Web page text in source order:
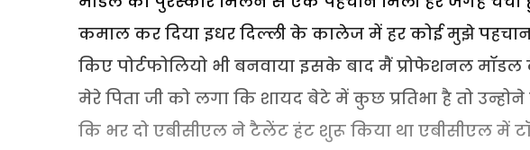
कमाल कर दिया इधर दिल्ली के कालेज में हर कोई मुझे
किए पोर्टफोलियो भी बनवाया इसके बाद मैं प्रोफेशनल
मेरे पिता जी को लगा कि शायद बेटे में कुछ प्रतिभा है तो
कि भर दो एबीसीएल ने टैलेंट हंट शुरू किया था एबीसीएल में